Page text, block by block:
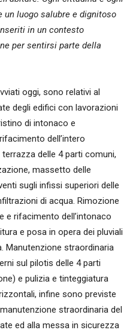
un luogo salubre e dignitoso
in un contesto
per sentirsi parte della
oggi, sono relativi al
degli edifici con lavorazioni
di intonaco e
dell’intero
delle 4 parti comuni,
massetto delle
sugli infissi superiori delle
di acqua. Rimozione
e rifacimento dell’intonaco
e posa in opera dei pluviali
Manutenzione straordinaria
sul pilotis delle 4 parti
e pulizia e tinteggiatura
infine sono previste
straordinaria del
ed alla messa in sicurezza